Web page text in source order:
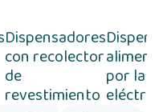
Dispensadores
con recolector
de
revestimiento
por la